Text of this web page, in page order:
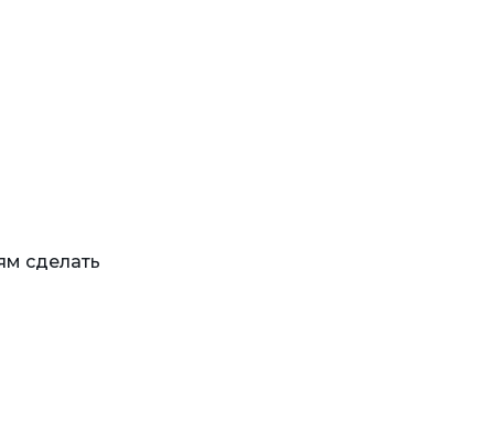
сделать